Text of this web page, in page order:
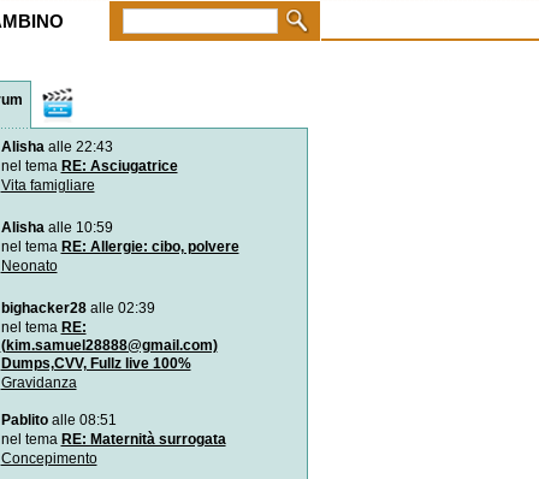
Alishaalle 22:43
nel tema RE: Asciugatrice
Vita famigliare
Alishaalle 10:59
nel tema RE: Allergie: cibo, polvere
Neonato
bighacker28alle 02:39
nel tema RE:
(kim.samuel28888@gmail.com)
Dumps,CVV, Fullz live 100%
Gravidanza
Pablitoalle 08:51
nel tema RE: Maternità surrogata
Concepimento